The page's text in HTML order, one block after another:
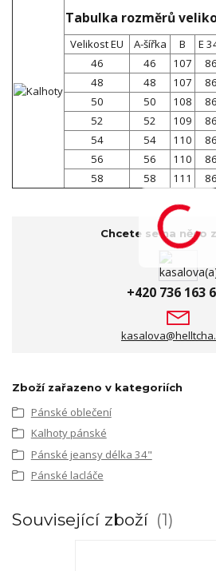
Tabulka rozměrů
Velikost EU A-šířka B E
46
46 107 86
48
48 107 86
50
50 108 86
52
52 109 86
54
54 110 86
56
56 110 86
58
58 111 86
Chcete se na něco
+420 736 163
Zboží zařazeno v kategoriích
Pánské oblečení
Kalhoty pánské
Pánské jeansy délka 34"
Pánské lacláče
Související zboží 1